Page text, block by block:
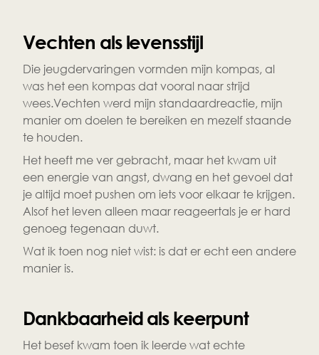
Vechten als levensstijl
Die jeugdervaringen vormden mijn kompas, al
was het een kompas dat vooral naar strijd
wees.Vechten werd mijn standaardreactie, mijn
manier om doelen te bereiken en mezelf staande
te houden.
Het heeft me ver gebracht, maar het kwam uit
een energie van angst, dwang en het gevoel dat
je altijd moet pushen om iets voor elkaar te krijgen.
Alsof het leven alleen maar reageertals je er hard
genoeg tegenaan duwt.
Wat ik toen nog niet wist: is dat er echt een andere
manier is.
Dankbaarheid als keerpunt
Het besef kwam toen ik leerde wat echte